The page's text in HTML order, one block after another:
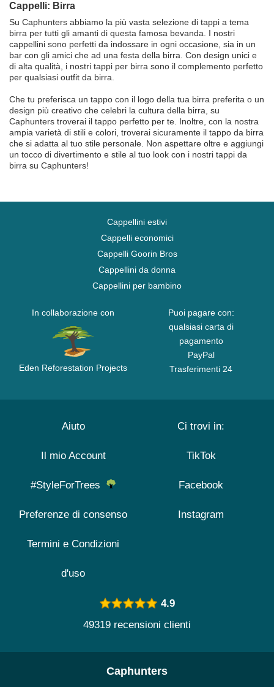
Cappelli: Birra
Su Caphunters abbiamo la più vasta selezione di tappi a tema
birra per tutti gli amanti di questa famosa bevanda. I nostri
cappellini sono perfetti da indossare in ogni occasione, sia in un
bar con gli amici che ad una festa della birra. Con design unici e
di alta qualità, i nostri tappi per birra sono il complemento perfetto
per qualsiasi outfit da birra.
Che tu preferisca un tappo con il logo della tua birra preferita o un
design più creativo che celebri la cultura della birra, su
Caphunters troverai il tappo perfetto per te. Inoltre, con la nostra
ampia varietà di stili e colori, troverai sicuramente il tappo da birra
che si adatta al tuo stile personale. Non aspettare oltre e aggiungi
un tocco di divertimento e stile al tuo look con i nostri tappi da
birra su Caphunters!
Cappellini estivi
Cappelli economici
Cappelli Goorin Bros
Cappellini da donna
Cappellini per bambino
In collaborazione con
Eden Reforestation Projects
Puoi pagare con:
qualsiasi carta di
pagamento
PayPal
Trasferimenti 24
Aiuto
Il mio Account
#StyleForTrees
Preferenze di consenso
Termini e Condizioni
d'uso
Ci trovi in:
TikTok
Facebook
Instagram
4.9
49319 recensioni clienti
Caphunters